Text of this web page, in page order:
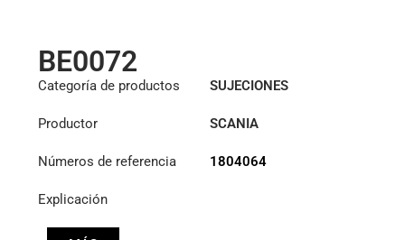
BE0072
Categoría de productos SUJECIONES
Productor SCANIA
Números de referencia 1804064
Explicación